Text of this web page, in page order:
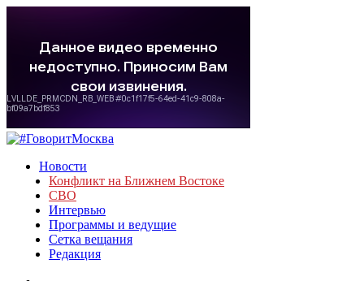
Новости
Конфликт на Ближнем Востоке
СВО
Интервью
Программы и ведущие
Сетка вещания
Редакция